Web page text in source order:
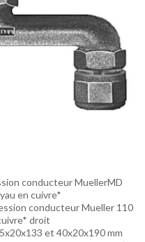
conducteur MuellerMD
en cuivre*
conducteur Mueller 110
droit
et 40x20x190 mm